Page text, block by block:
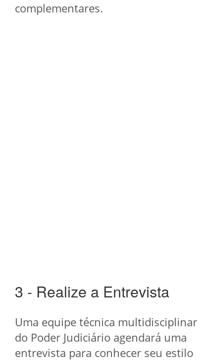
complementares.
3 - Realize a Entrevista
Uma equipe técnica multidisciplinar
do Poder Judiciário agendará uma
entrevista para conhecer seu estilo